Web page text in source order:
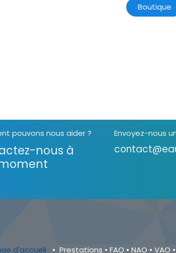
Boutique
pouvons nous aider ?
nous à
Envoyez-nous
d'accueil • Prestations • FAO • NAO • VAO •